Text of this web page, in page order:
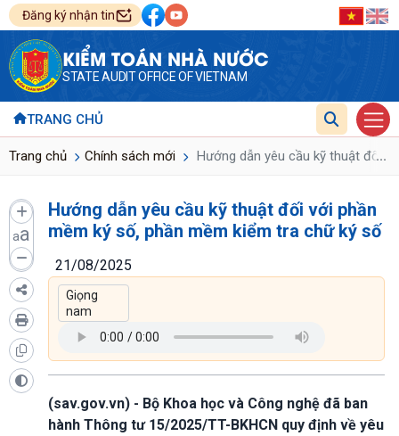
Đăng ký nhận tin
KIỂM TOÁN NHÀ NƯỚC
STATE AUDIT OFFICE OF VIETNAM
TRANG CHỦ
Trang chủ Chính sách mới Hướng dẫn yêu cầu kỹ thuật đối...
aa
Hướng dẫn yêu cầu kỹ thuật đối với phần
mềm ký số, phần mềm kiểm tra chữ ký số
21/08/2025
(sav.gov.vn) - Bộ Khoa học và Công nghệ đã ban
hành Thông tư 15/2025/TT-BKHCN quy định về yêu